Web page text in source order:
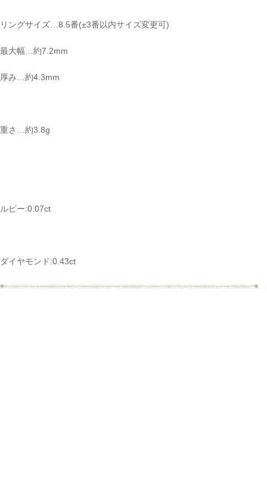
リングサイズ…8.5番(±3番以内サイズ変更可)
最大幅…約7.2mm
厚み…約4.3mm
重さ…約3.8g
ルビー:0.07ct
ダイヤモンド:0.43ct